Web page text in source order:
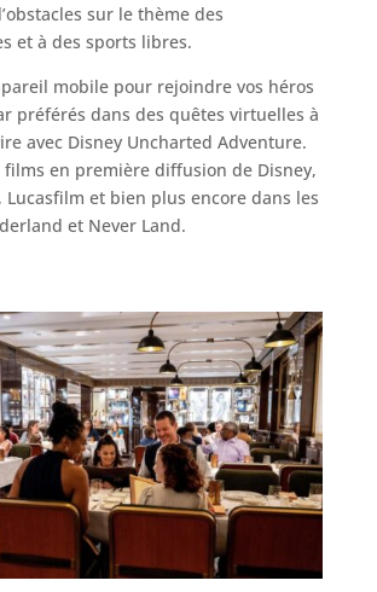
sur le thème des
et à des sports libres.
mobile pour rejoindre vos héros
préférés dans des quêtes virtuelles à
avec Disney Uncharted Adventure.
films en première diffusion de Disney,
Lucasfilm et bien plus encore dans les
et Never Land.